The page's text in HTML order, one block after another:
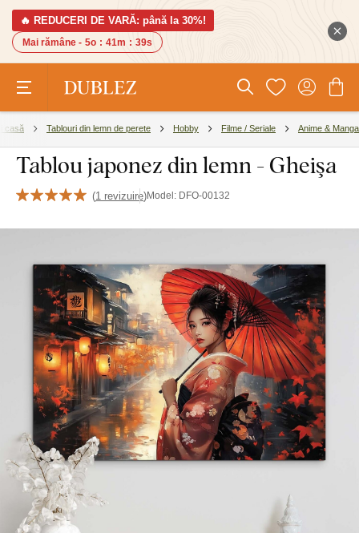
🔥 REDUCERI DE VARĂ: până la 30%!
Mai rămâne - 5o : 41m : 38s
casă Tablouri din lemn de perete Hobby Filme / Seriale Anime & Manga
Tablou japonez din lemn - Gheişa
(1 revizuire)Model: DFO-00132